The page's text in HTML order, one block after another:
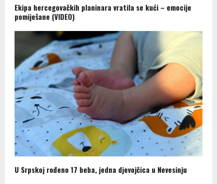
Ekipa hercegovačkih planinara vratila se kući – emocije
pomiješane (VIDEO)
U Srpskoj rođeno 17 beba, jedna djevojčica u Nevesinju